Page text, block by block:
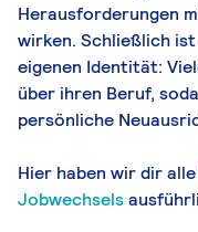
Herausforderungen
wirken. Schließlich
eigenen Identität:
über ihren Beruf,
persönliche
Hier haben wir dir alle
Jobwechsels